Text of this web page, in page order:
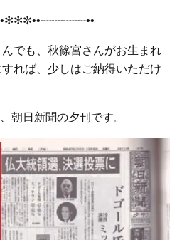
n
g
e
でも、秋篠宮さんがお生まれ
れば、少しはご納得いただけ
朝日新聞の夕刊です。